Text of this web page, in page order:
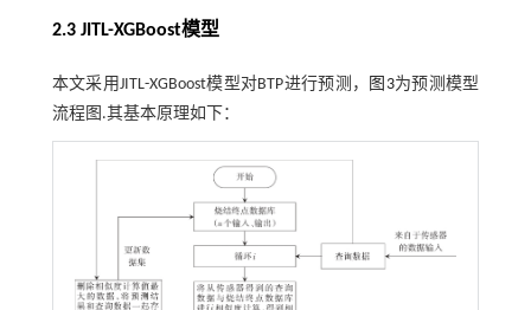
2.3 JITL-XGBoost模型
本文采用JITL-XGBoost模型对BTP进行预测， 图3为预测模型
流程图.其基本原理如下：